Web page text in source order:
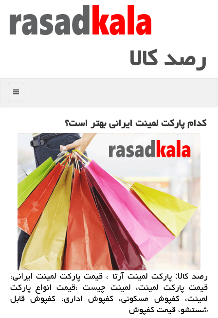
رصد كالا
منو
كدام پاركت لمینت ایرانی بهتر است؟
رصد كالا: پاركت لمینت آرتا ، قیمت پاركت لمینت ایرانی،
قیمت پاركت لمینت، لمینت چیست ،قیمت انواع پاركت
لمینت، كفپوش مسكونی، كفپوش اداری، كفپوش قابل
شستشو، قیمت كفپوش